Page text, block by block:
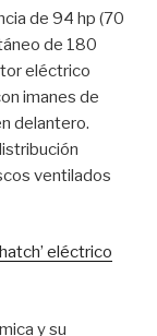
de 94 hp (70
de 180
eléctrico
imanes de
delantero.
ventilados
eléctrico
y su